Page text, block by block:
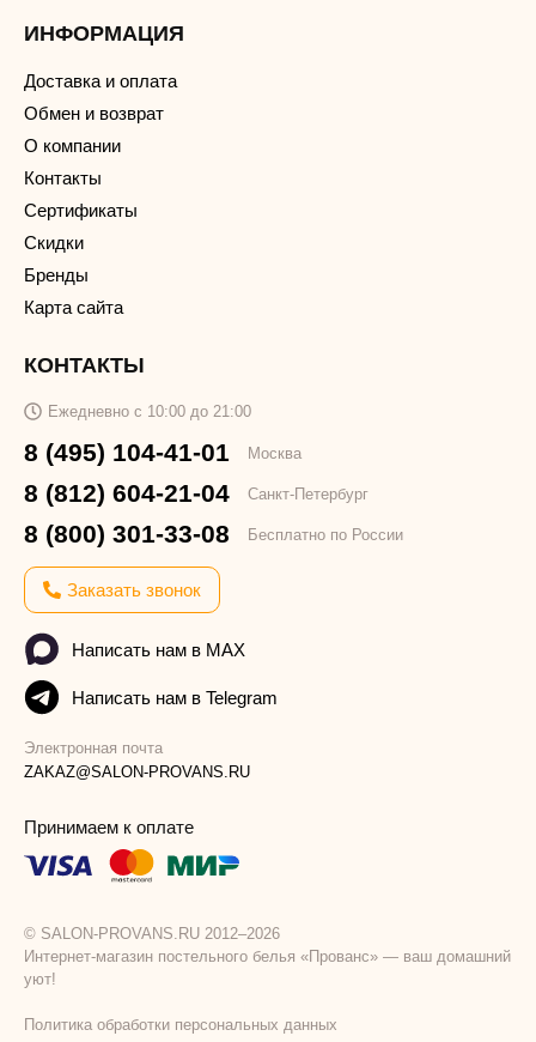
ИНФОРМАЦИЯ
Доставка и оплата
Обмен и возврат
О компании
Контакты
Сертификаты
Скидки
Бренды
Карта сайта
КОНТАКТЫ
Ежедневно с 10:00 до 21:00
8 (495) 104-41-01 Москва
8 (812) 604-21-04 Санкт-Петербург
8 (800) 301-33-08 Бесплатно по России
Заказать звонок
Написать нам в MAX
Написать нам в Telegram
Электронная почта
ZAKAZ@SALON-PROVANS.RU
Принимаем к оплате
© SALON-PROVANS.RU 2012–2026
Интернет-магазин постельного белья «Прованс» — ваш домашний
уют!
Политика обработки персональных данных